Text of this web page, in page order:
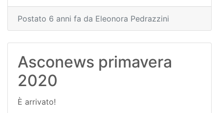
Postato 6 anni fa da Eleonora Pedrazzini
Asconews primavera
2020
È arrivato!